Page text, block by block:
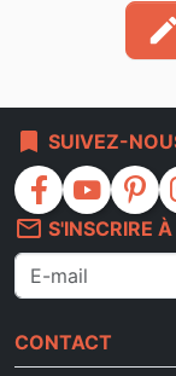
edit
bookmark SUIVEZ-
facebook youtube pinterest
mail_outline S'INSCRIRE
CONTACT